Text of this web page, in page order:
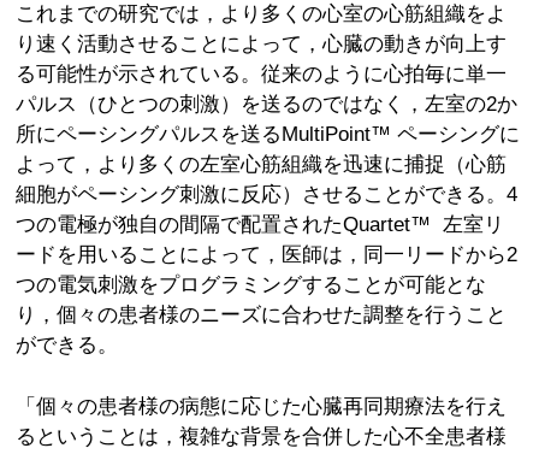
これまでの研究では，より多くの心室の心筋組織をよ
り速く活動させることによって，心臓の動きが向上す
る可能性が示されている。従来のように心拍毎に単一
パルス（ひとつの刺激）を送るのではなく，左室の2か
所にペーシングパルスを送るMultiPoint™ ペーシングに
よって，より多くの左室心筋組織を迅速に捕捉（心筋
細胞がペーシング刺激に反応）させることができる。4
つの電極が独自の間隔で配置されたQuartet™ 左室リ
ードを用いることによって，医師は，同一リードから2
つの電気刺激をプログラミングすることが可能とな
り，個々の患者様のニーズに合わせた調整を行うこと
ができる。
「個々の患者様の病態に応じた心臓再同期療法を行え
るということは，複雑な背景を合併した心不全患者様